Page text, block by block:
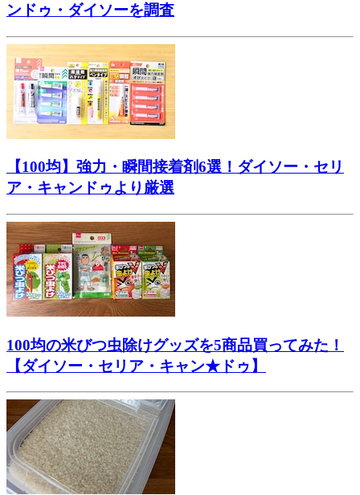
ンドゥ・ダイソーを調査
【100均】強力・瞬間接着剤6選！ダイソー・セリ
ア・キャンドゥより厳選
100均の米びつ虫除けグッズを5商品買ってみた！
【ダイソー・セリア・キャン★ドゥ】